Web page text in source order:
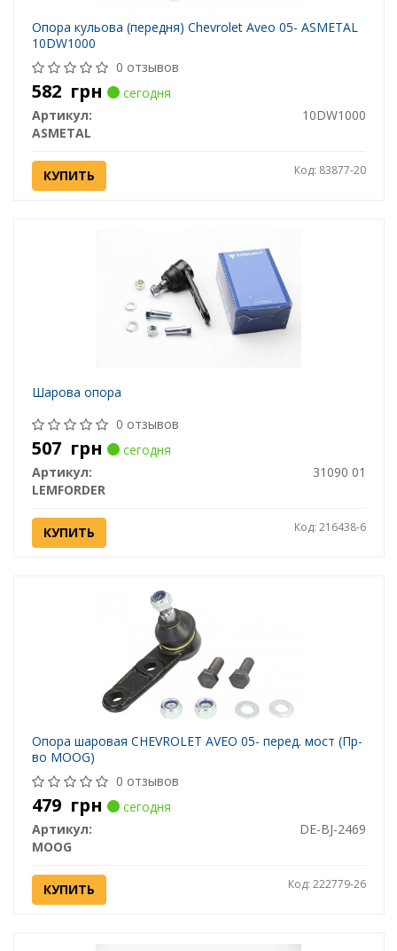
Опора кульова (передня) Chevrolet Aveo 05- ASMETAL
10DW1000
0 отзывов
582 грн
сегодня
Артикул:
10DW1000
ASMETAL
КУПИТЬ Код: 83877-20
Шарова опора
0 отзывов
507 грн
сегодня
Артикул:
31090 01
LEMFORDER
КУПИТЬ Код: 216438-6
Опора шаровая CHEVROLET AVEO 05- перед. мост (Пр-
во MOOG)
0 отзывов
479 грн
сегодня
Артикул:
DE-BJ-2469
MOOG
КУПИТЬ Код: 222779-26